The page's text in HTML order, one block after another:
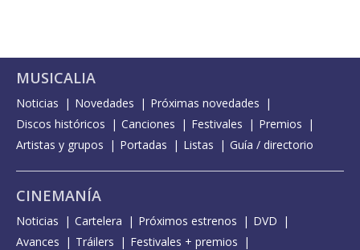
MUSICALIA
Noticias Novedades
Próximas novedades
Discos históricos
Canciones Festivales
Premios
Artistas y grupos
Portadas Listas Guía / directorio
CINEMANÍA
Noticias Cartelera Próximos estrenos
DVD
Avances
Tráilers
Festivales + premios